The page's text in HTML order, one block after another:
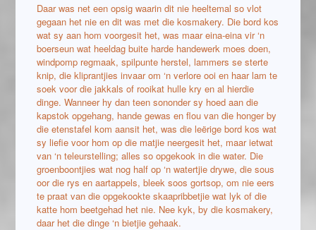
Daar was net een opsig waarin dit nie heeltemal so vlot
gegaan het nie en dit was met die kosmakery. Die bord kos
wat sy aan hom voorgesit het, was maar eina-eina vir ‘n
boerseun wat heeldag buite harde handewerk moes doen,
windpomp regmaak, spilpunte herstel, lammers se sterte
knip, die kliprantjies invaar om ‘n verlore ooi en haar lam te
soek voor die jakkals of rooikat hulle kry en al hierdie
dinge. Wanneer hy dan teen sononder sy hoed aan die
kapstok opgehang, hande gewas en flou van die honger by
die etenstafel kom aansit het, was die leërige bord kos wat
sy liefie voor hom op die matjie neergesit het, maar ietwat
van ‘n teleurstelling; alles so opgekook in die water. Die
groenboontjies wat nog half op ‘n watertjie drywe, die sous
oor die rys en aartappels, bleek soos gortsop, om nie eers
te praat van die opgekookte skaapribbetjie wat lyk of die
katte hom beetgehad het nie. Nee kyk, by die kosmakery,
daar het die dinge ‘n bietjie gehaak.